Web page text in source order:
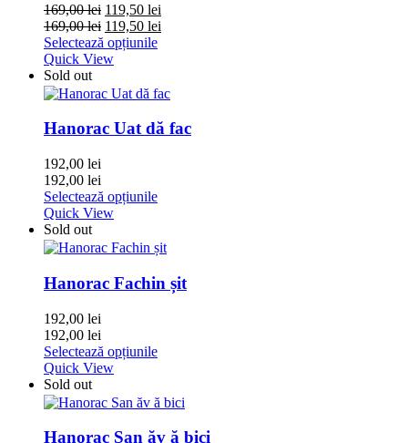
169,00lei 119,50 lei
169,00lei 119,50 lei
Selectează opțiunile
Quick View
Sold out
Hanorac Uat dă fac
192,00 lei
192,00 lei
Selectează opțiunile
Quick View
Sold out
Hanorac Fachin șit
192,00 lei
192,00 lei
Selectează opțiunile
Quick View
Sold out
Hanorac San ăv ă bici